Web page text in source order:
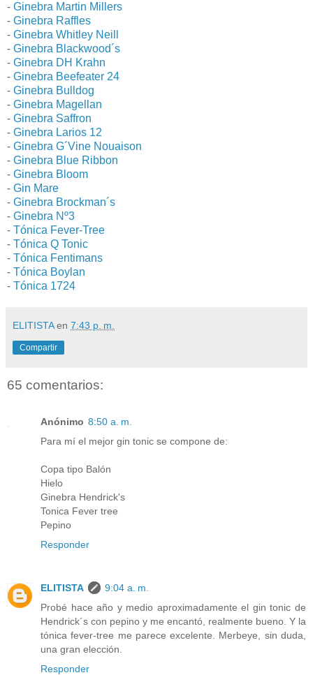
- Ginebra Martin Millers
- Ginebra Raffles
- Ginebra Whitley Neill
- Ginebra Blackwood´s
- Ginebra DH Krahn
- Ginebra Beefeater 24
- Ginebra Bulldog
- Ginebra Magellan
- Ginebra Saffron
- Ginebra Larios 12
- Ginebra G´Vine Nouaison
- Ginebra Blue Ribbon
- Ginebra Bloom
- Gin Mare
- Ginebra Brockman´s
- Ginebra Nº3
- Tónica Fever-Tree
- Tónica Q Tonic
- Tónica Fentimans
- Tónica Boylan
- Tónica 1724
ELITISTA en 7:43 p. m.
Compartir
65 comentarios:
Anónimo 8:50 a. m.
Para mí el mejor gin tonic se compone de:
Copa tipo Balón
Hielo
Ginebra Hendrick's
Tonica Fever tree
Pepino
Responder
ELITISTA
9:04 a. m.
Probé hace año y medio aproximadamente el gin tonic de
Hendrick´s con pepino y me encantó, realmente bueno. Y la
tónica fever-tree me parece excelente. Merbeye, sin duda,
una gran elección.
Responder